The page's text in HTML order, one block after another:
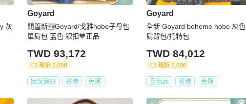
灰
Goyard
閒置新🆕Goyard/戈雅hobo子母包
單肩包 蓝色 銀扣💙正品
TWD 93,172
現折 2,000
狀況良好 香港 免運
Goyard
全新 Goyard boheme hobo 灰色
肩背包/托特包
TWD 84,012
現折 2,000
全新品 香港 免運